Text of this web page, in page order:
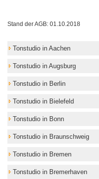
Stand der AGB: 01.10.2018
Tonstudio in Aachen
Tonstudio in Augsburg
Tonstudio in Berlin
Tonstudio in Bielefeld
Tonstudio in Bonn
Tonstudio in Braunschweig
Tonstudio in Bremen
Tonstudio in Bremerhaven